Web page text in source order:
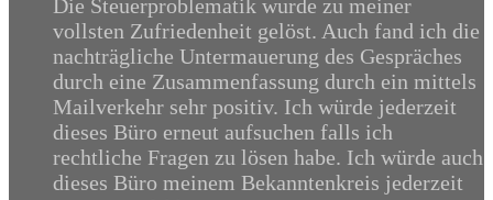
Die Steuerproblematik wurde zu meiner
vollsten Zufriedenheit gelöst. Auch fand ich die
nachträgliche Untermauerung des Gespräches
durch eine Zusammenfassung durch ein mittels
Mailverkehr sehr positiv. Ich würde jederzeit
dieses Büro erneut aufsuchen falls ich
rechtliche Fragen zu lösen habe. Ich würde auch
dieses Büro meinem Bekanntenkreis jederzeit